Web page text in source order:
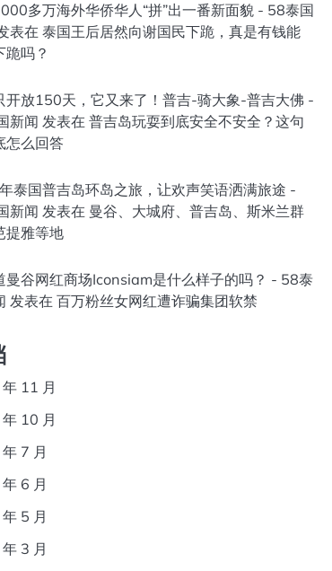
多万海外华侨华人“拼”出一番新面貌 - 58泰国
表在 泰国王后居然向谢国民下跪，真是有钱能
跪吗？
开放150天，它又来了！普吉-骑大象-普吉大佛 -
新闻 发表在 普吉岛玩耍到底安全不安全？这句
怎么回答
泰国普吉岛环岛之旅，让欢声笑语洒满旅途 -
新闻 发表在 曼谷、大城府、普吉岛、斯米兰群
提雅等地
曼谷网红商场Iconsiam是什么样子的吗？ - 58泰
发表在 百万粉丝女网红遭诈骗集团软禁
11 月
10 月
7 月
6 月
5 月
3 月